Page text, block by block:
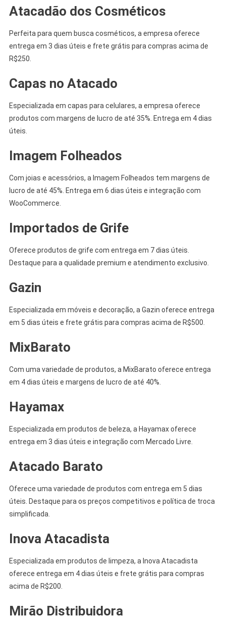
Atacadão dos Cosméticos
Perfeita para quem busca cosméticos, a empresa oferece
entrega em 3 dias úteis e frete grátis para compras acima de
R$250.
Capas no Atacado
Especializada em capas para celulares, a empresa oferece
produtos com margens de lucro de até 35%. Entrega em 4 dias
úteis.
Imagem Folheados
Com joias e acessórios, a Imagem Folheados tem margens de
lucro de até 45%. Entrega em 6 dias úteis e integração com
WooCommerce.
Importados de Grife
Oferece produtos de grife com entrega em 7 dias úteis.
Destaque para a qualidade premium e atendimento exclusivo.
Gazin
Especializada em móveis e decoração, a Gazin oferece entrega
em 5 dias úteis e frete grátis para compras acima de R$500.
MixBarato
Com uma variedade de produtos, a MixBarato oferece entrega
em 4 dias úteis e margens de lucro de até 40%.
Hayamax
Especializada em produtos de beleza, a Hayamax oferece
entrega em 3 dias úteis e integração com Mercado Livre.
Atacado Barato
Oferece uma variedade de produtos com entrega em 5 dias
úteis. Destaque para os preços competitivos e política de troca
simplificada.
Inova Atacadista
Especializada em produtos de limpeza, a Inova Atacadista
oferece entrega em 4 dias úteis e frete grátis para compras
acima de R$200.
Mirão Distribuidora